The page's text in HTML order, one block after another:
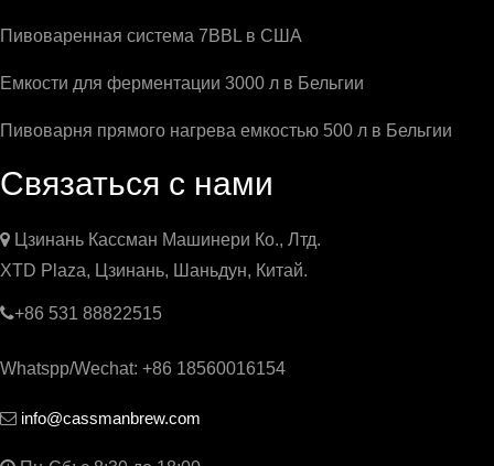
Пивоваренная система 7BBL в США
Емкости для ферментации 3000 л в Бельгии
Пивоварня прямого нагрева емкостью 500 л в Бельгии
Связаться с нами
 Цзинань Кассман Машинери Ко., Лтд.
XTD Plaza, Цзинань, Шаньдун, Китай.
+86 531 88822515
Whatspp/Wechat: +86 18560016154
 info@cassmanbrew.com